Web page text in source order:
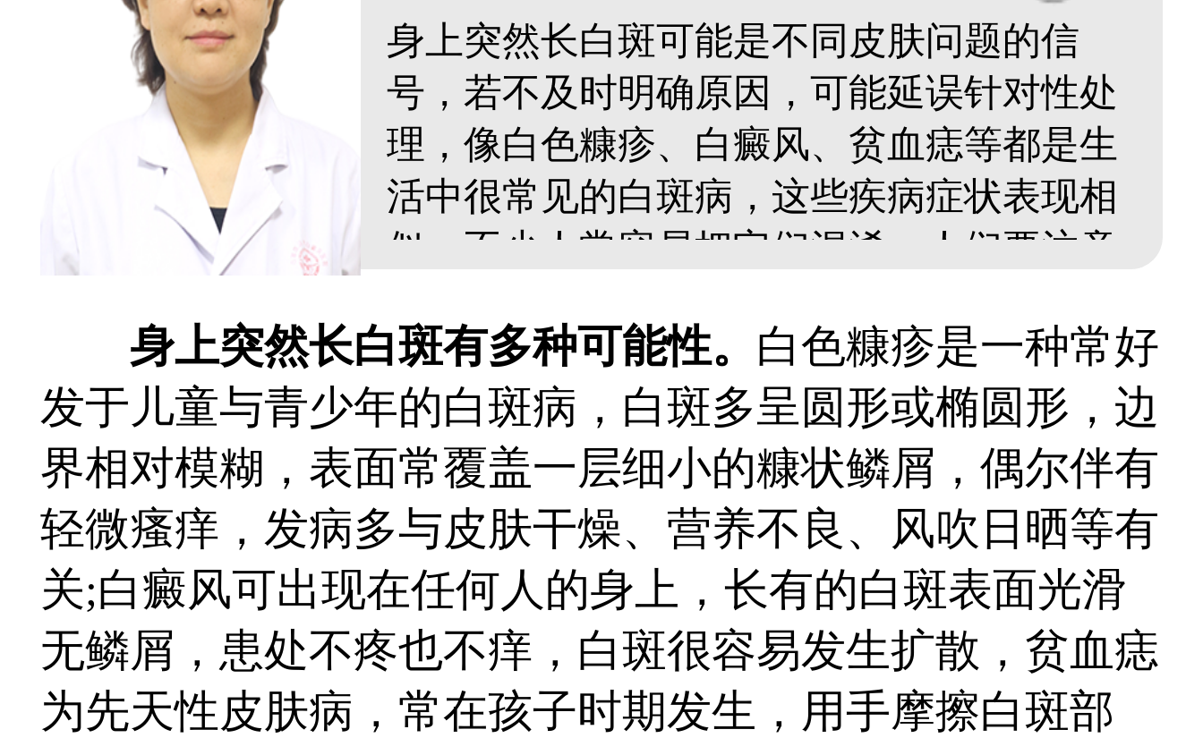
身上突然长白斑可能是不同皮肤问题的信
号，若不及时明确原因，可能延误针对性处
理，像白色糠疹、白癜风、贫血痣等都是生
活中很常见的白斑病，这些疾病症状表现相
似，不少人常容易把它们混淆，人们要注意
身上突然长白斑有多种可能性。 白色糠疹是一种常好
发于儿童与青少年的白斑病，白斑多呈圆形或椭圆形，边
界相对模糊，表面常覆盖一层细小的糠状鳞屑，偶尔伴有
轻微瘙痒，发病多与皮肤干燥、营养不良、风吹日晒等有
关;白癜风可出现在任何人的身上，长有的白斑表面光滑
无鳞屑，患处不疼也不痒，白斑很容易发生扩散，贫血痣
为先天性皮肤病，常在孩子时期发生，用手摩擦白斑部